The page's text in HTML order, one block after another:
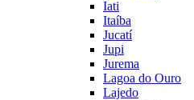
Iati
Itaíba
Jucatí
Jupi
Jurema
Lagoa do Ouro
Lajedo